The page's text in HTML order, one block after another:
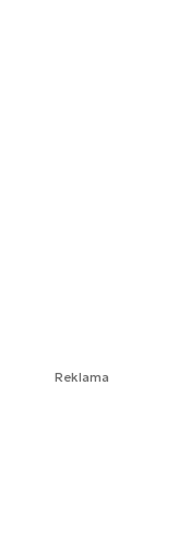
Reklama